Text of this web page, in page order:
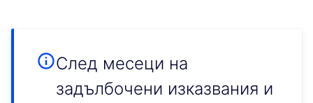
След месеци на
задълбочени изказвания и